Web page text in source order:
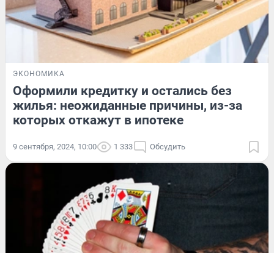
ЭКОНОМИКА
Оформили кредитку и остались без
жилья: неожиданные причины, из-за
которых откажут в ипотеке
9 сентября, 2024, 10:00 1 333 Обсудить